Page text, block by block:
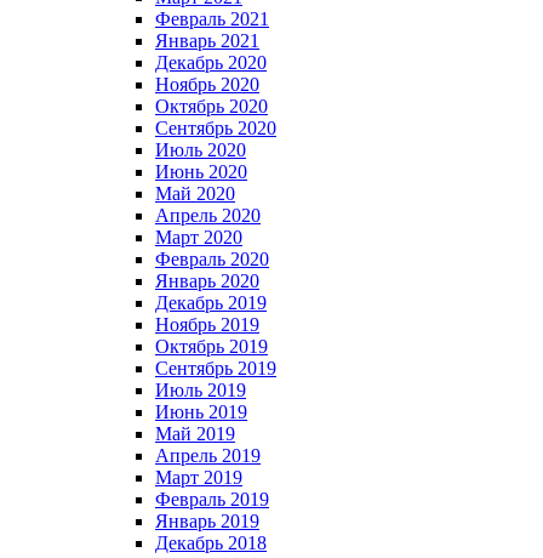
Февраль 2021
Январь 2021
Декабрь 2020
Ноябрь 2020
Октябрь 2020
Сентябрь 2020
Июль 2020
Июнь 2020
Май 2020
Апрель 2020
Март 2020
Февраль 2020
Январь 2020
Декабрь 2019
Ноябрь 2019
Октябрь 2019
Сентябрь 2019
Июль 2019
Июнь 2019
Май 2019
Апрель 2019
Март 2019
Февраль 2019
Январь 2019
Декабрь 2018